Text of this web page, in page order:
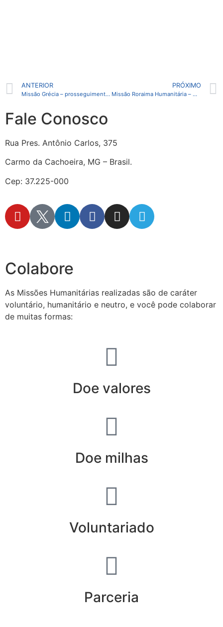
ANTERIOR
Missão Grécia – prosseguimento das tarefas
PRÓXIMO
Missão Roraima Humanitária – mobilização de instituições e grupos
Fale Conosco
Rua Pres. Antônio Carlos, 375
Carmo da Cachoeira, MG – Brasil.
Cep: 37.225-000
Colabore
As Missões Humanitárias realizadas são de caráter
voluntário, humanitário e neutro, e você pode colaborar
de muitas formas:
Doe valores
Doe milhas
Voluntariado
Parceria